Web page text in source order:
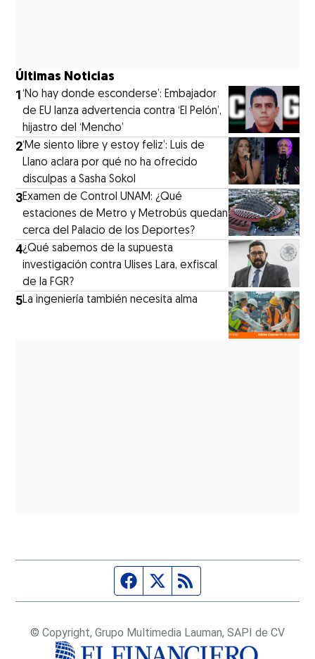
Últimas Noticias
1‘No hay donde esconderse’: Embajador
de EU lanza advertencia contra ‘El Pelón’,
hijastro del ‘Mencho’
2‘Me siento libre y estoy feliz’: Luis de
Llano aclara por qué no ha ofrecido
disculpas a Sasha Sokol
3Examen de Control UNAM: ¿Qué
estaciones de Metro y Metrobús quedan
cerca del Palacio de los Deportes?
4¿Qué sabemos de la supuesta
investigación contra Ulises Lara, exfiscal
de la FGR?
5La ingeniería también necesita alma
Página de Facebook
Fuente Twitter
© Copyright, Grupo Multimedia Lauman, SAPI de CV